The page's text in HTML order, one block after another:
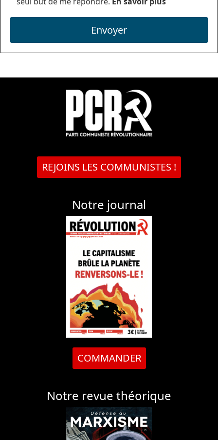
Envoyer
REJOINS LES COMMUNISTES !
Notre journal
COMMANDER
Notre revue théorique